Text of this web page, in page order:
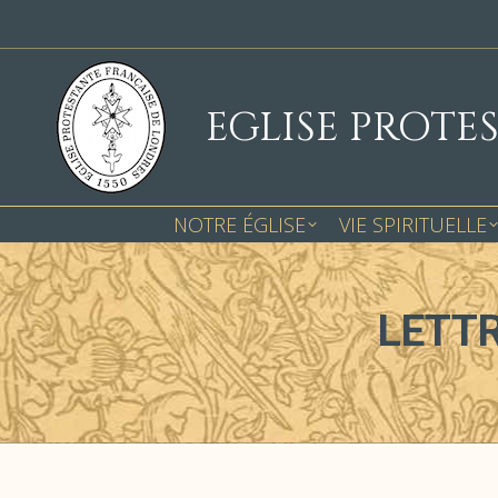
EGLISE
NOTRE ÉGLISE VIE SPIRITUELLE